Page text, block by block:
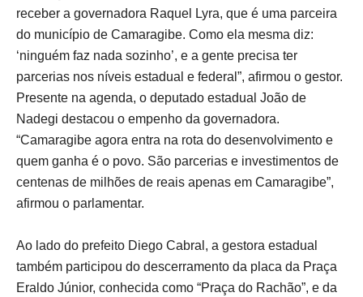
receber a governadora Raquel Lyra, que é uma parceira
do município de Camaragibe. Como ela mesma diz:
‘ninguém faz nada sozinho’, e a gente precisa ter
parcerias nos níveis estadual e federal”, afirmou o gestor.
Presente na agenda, o deputado estadual João de
Nadegi destacou o empenho da governadora.
“Camaragibe agora entra na rota do desenvolvimento e
quem ganha é o povo. São parcerias e investimentos de
centenas de milhões de reais apenas em Camaragibe”,
afirmou o parlamentar.
Ao lado do prefeito Diego Cabral, a gestora estadual
também participou do descerramento da placa da Praça
Eraldo Júnior, conhecida como “Praça do Rachão”, e da